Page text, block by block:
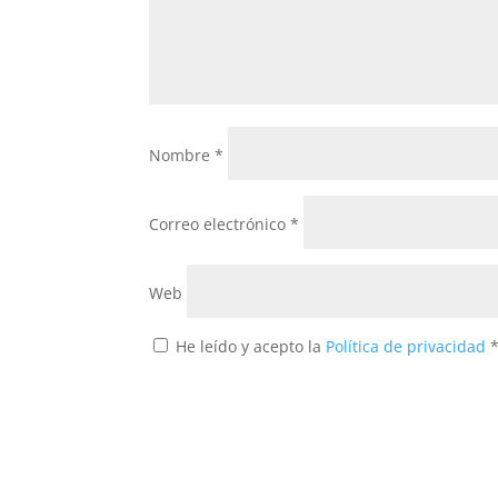
Nombre*
Correo electrónico*
Web
He leído y acepto la Política de privacidad